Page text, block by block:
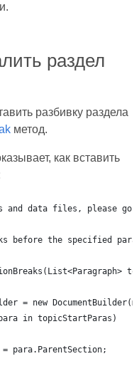
раздел
разбивку раздела
метод.
как вставить